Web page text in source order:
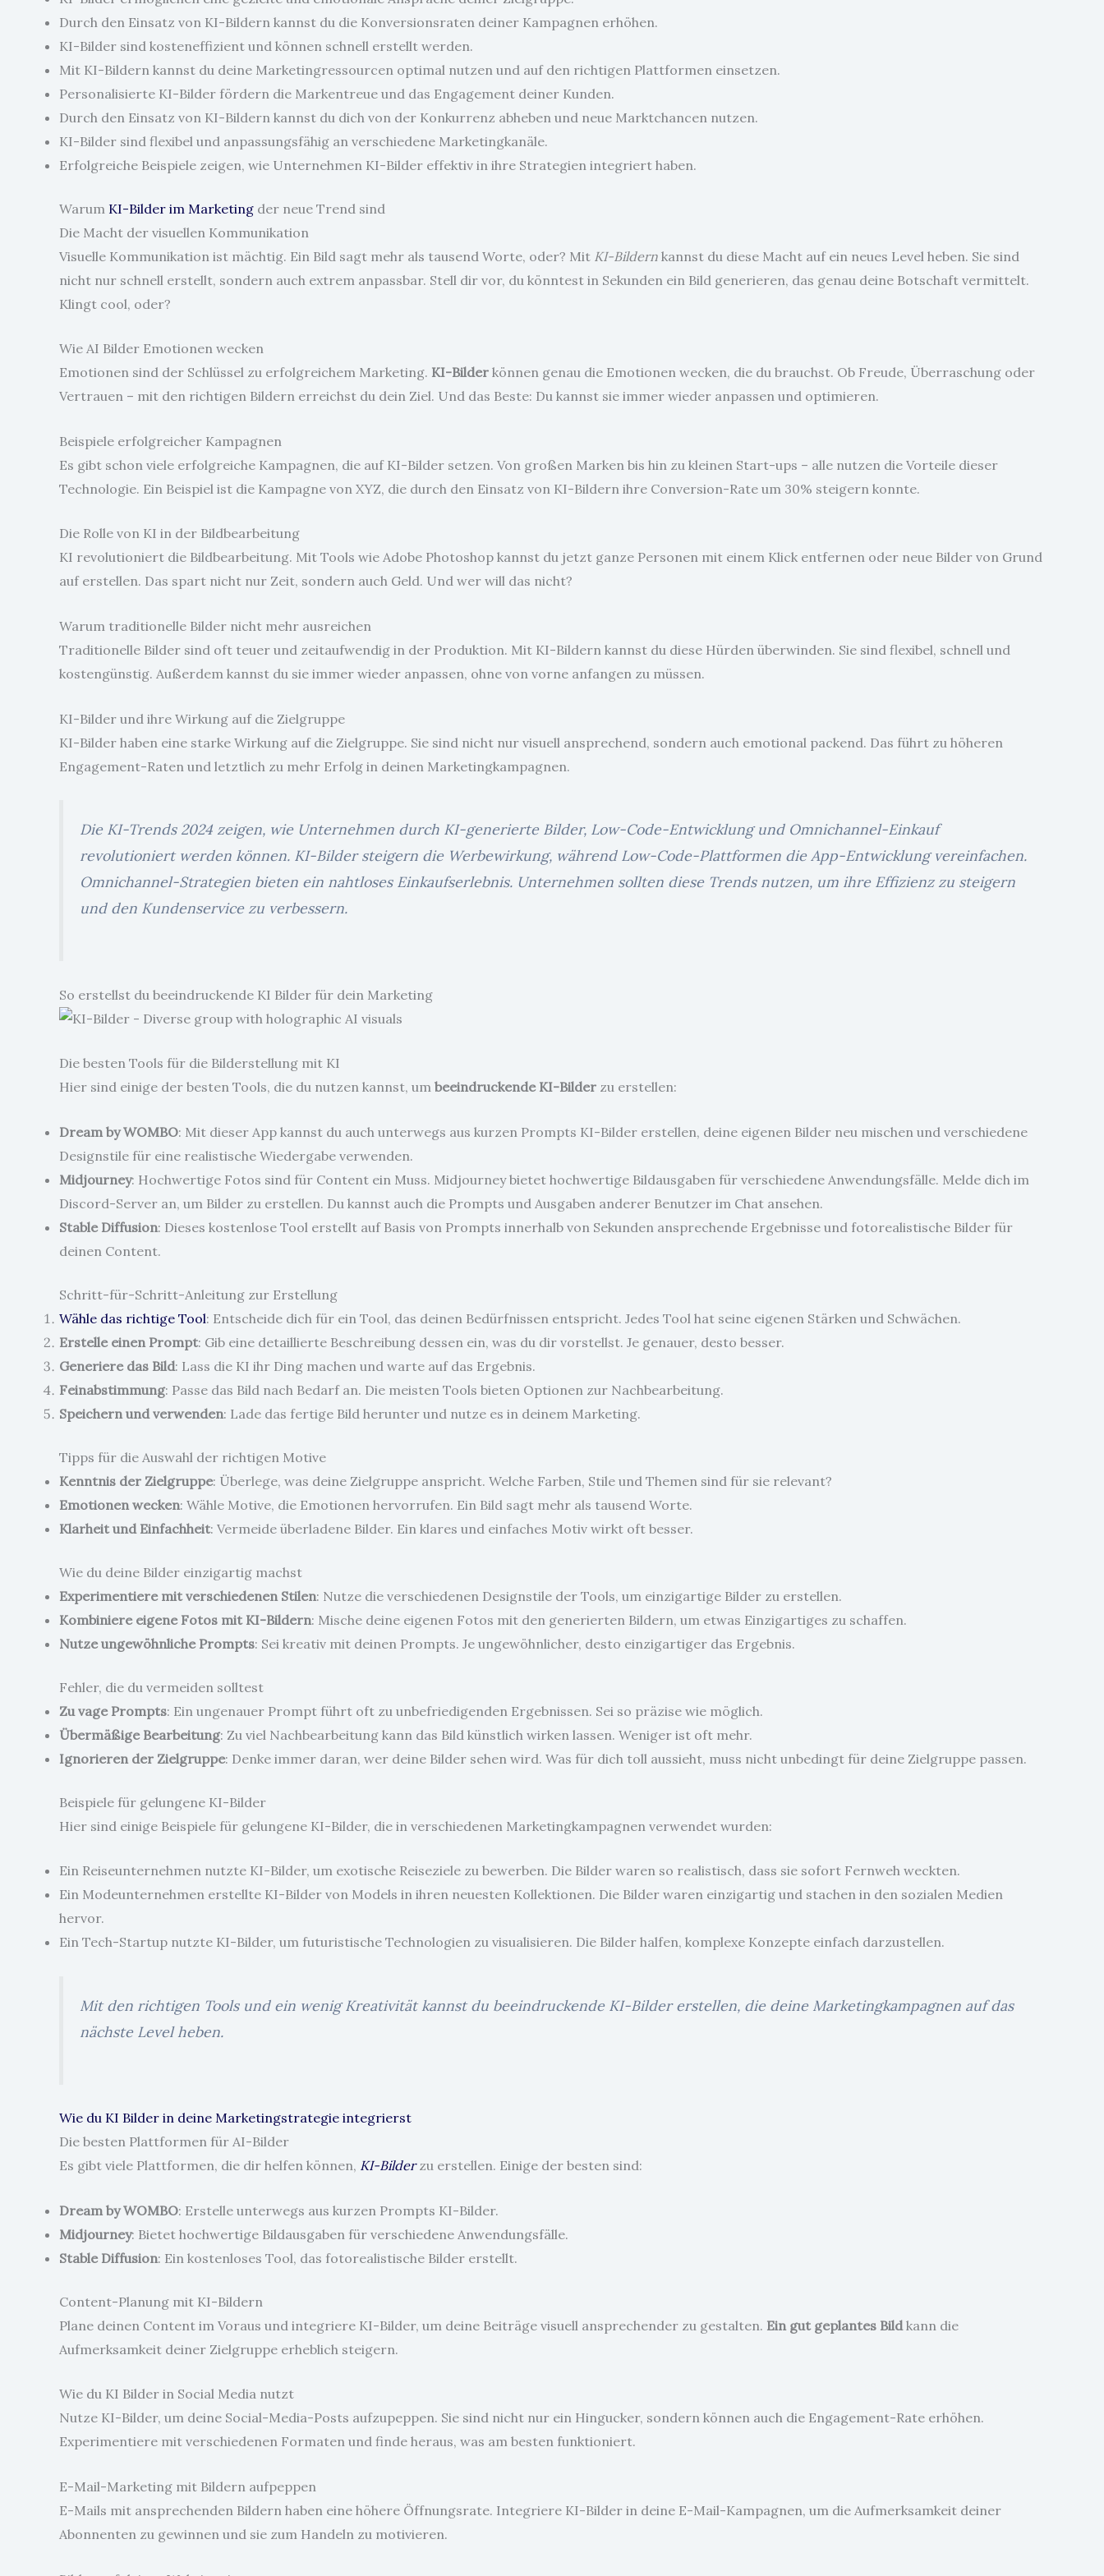
Durch den Einsatz von KI-Bildern kannst du die Konversionsraten deiner Kampagnen erhöhen.
KI-Bilder sind kosteneffizient und können schnell erstellt werden.
Mit KI-Bildern kannst du deine Marketingressourcen optimal nutzen und auf den richtigen Plattformen einsetzen.
Personalisierte KI-Bilder fördern die Markentreue und das Engagement deiner Kunden.
Durch den Einsatz von KI-Bildern kannst du dich von der Konkurrenz abheben und neue Marktchancen nutzen.
KI-Bilder sind flexibel und anpassungsfähig an verschiedene Marketingkanäle.
Erfolgreiche Beispiele zeigen, wie Unternehmen KI-Bilder effektiv in ihre Strategien integriert haben.
Warum KI-Bilder im Marketing der neue Trend sind
Die Macht der visuellen Kommunikation
Visuelle Kommunikation ist mächtig. Ein Bild sagt mehr als tausend Worte, oder? Mit KI-Bildern kannst du diese Macht auf ein neues Level heben. Sie sind
nicht nur schnell erstellt, sondern auch extrem anpassbar. Stell dir vor, du könntest in Sekunden ein Bild generieren, das genau deine Botschaft vermittelt.
Klingt cool, oder?
Wie AI Bilder Emotionen wecken
Emotionen sind der Schlüssel zu erfolgreichem Marketing. KI-Bilder können genau die Emotionen wecken, die du brauchst. Ob Freude, Überraschung oder
Vertrauen – mit den richtigen Bildern erreichst du dein Ziel. Und das Beste: Du kannst sie immer wieder anpassen und optimieren.
Beispiele erfolgreicher Kampagnen
Es gibt schon viele erfolgreiche Kampagnen, die auf KI-Bilder setzen. Von großen Marken bis hin zu kleinen Start-ups – alle nutzen die Vorteile dieser
Technologie. Ein Beispiel ist die Kampagne von XYZ, die durch den Einsatz von KI-Bildern ihre Conversion-Rate um 30% steigern konnte.
Die Rolle von KI in der Bildbearbeitung
KI revolutioniert die Bildbearbeitung. Mit Tools wie Adobe Photoshop kannst du jetzt ganze Personen mit einem Klick entfernen oder neue Bilder von Grund
auf erstellen. Das spart nicht nur Zeit, sondern auch Geld. Und wer will das nicht?
Warum traditionelle Bilder nicht mehr ausreichen
Traditionelle Bilder sind oft teuer und zeitaufwendig in der Produktion. Mit KI-Bildern kannst du diese Hürden überwinden. Sie sind flexibel, schnell und
kostengünstig. Außerdem kannst du sie immer wieder anpassen, ohne von vorne anfangen zu müssen.
KI-Bilder und ihre Wirkung auf die Zielgruppe
KI-Bilder haben eine starke Wirkung auf die Zielgruppe. Sie sind nicht nur visuell ansprechend, sondern auch emotional packend. Das führt zu höheren
Engagement-Raten und letztlich zu mehr Erfolg in deinen Marketingkampagnen.
Die KI-Trends 2024 zeigen, wie Unternehmen durch KI-generierte Bilder, Low-Code-Entwicklung und Omnichannel-Einkauf
revolutioniert werden können. KI-Bilder steigern die Werbewirkung, während Low-Code-Plattformen die App-Entwicklung vereinfachen.
Omnichannel-Strategien bieten ein nahtloses Einkaufserlebnis. Unternehmen sollten diese Trends nutzen, um ihre Effizienz zu steigern
und den Kundenservice zu verbessern.
So erstellst du beeindruckende KI Bilder für dein Marketing
Die besten Tools für die Bilderstellung mit KI
Hier sind einige der besten Tools, die du nutzen kannst, um beeindruckende KI-Bilder zu erstellen:
Dream by WOMBO: Mit dieser App kannst du auch unterwegs aus kurzen Prompts KI-Bilder erstellen, deine eigenen Bilder neu mischen und verschiedene
Designstile für eine realistische Wiedergabe verwenden.
Midjourney: Hochwertige Fotos sind für Content ein Muss. Midjourney bietet hochwertige Bildausgaben für verschiedene Anwendungsfälle. Melde dich im
Discord-Server an, um Bilder zu erstellen. Du kannst auch die Prompts und Ausgaben anderer Benutzer im Chat ansehen.
Stable Diffusion: Dieses kostenlose Tool erstellt auf Basis von Prompts innerhalb von Sekunden ansprechende Ergebnisse und fotorealistische Bilder für
deinen Content.
Schritt-für-Schritt-Anleitung zur Erstellung
Wähle das richtige Tool: Entscheide dich für ein Tool, das deinen Bedürfnissen entspricht. Jedes Tool hat seine eigenen Stärken und Schwächen.
Erstelle einen Prompt: Gib eine detaillierte Beschreibung dessen ein, was du dir vorstellst. Je genauer, desto besser.
Generiere das Bild: Lass die KI ihr Ding machen und warte auf das Ergebnis.
Feinabstimmung: Passe das Bild nach Bedarf an. Die meisten Tools bieten Optionen zur Nachbearbeitung.
Speichern und verwenden: Lade das fertige Bild herunter und nutze es in deinem Marketing.
Tipps für die Auswahl der richtigen Motive
Kenntnis der Zielgruppe: Überlege, was deine Zielgruppe anspricht. Welche Farben, Stile und Themen sind für sie relevant?
Emotionen wecken: Wähle Motive, die Emotionen hervorrufen. Ein Bild sagt mehr als tausend Worte.
Klarheit und Einfachheit: Vermeide überladene Bilder. Ein klares und einfaches Motiv wirkt oft besser.
Wie du deine Bilder einzigartig machst
Experimentiere mit verschiedenen Stilen: Nutze die verschiedenen Designstile der Tools, um einzigartige Bilder zu erstellen.
Kombiniere eigene Fotos mit KI-Bildern: Mische deine eigenen Fotos mit den generierten Bildern, um etwas Einzigartiges zu schaffen.
Nutze ungewöhnliche Prompts: Sei kreativ mit deinen Prompts. Je ungewöhnlicher, desto einzigartiger das Ergebnis.
Fehler, die du vermeiden solltest
Zu vage Prompts: Ein ungenauer Prompt führt oft zu unbefriedigenden Ergebnissen. Sei so präzise wie möglich.
Übermäßige Bearbeitung: Zu viel Nachbearbeitung kann das Bild künstlich wirken lassen. Weniger ist oft mehr.
Ignorieren der Zielgruppe: Denke immer daran, wer deine Bilder sehen wird. Was für dich toll aussieht, muss nicht unbedingt für deine Zielgruppe passen.
Beispiele für gelungene KI-Bilder
Hier sind einige Beispiele für gelungene KI-Bilder, die in verschiedenen Marketingkampagnen verwendet wurden:
Ein Reiseunternehmen nutzte KI-Bilder, um exotische Reiseziele zu bewerben. Die Bilder waren so realistisch, dass sie sofort Fernweh weckten.
Ein Modeunternehmen erstellte KI-Bilder von Models in ihren neuesten Kollektionen. Die Bilder waren einzigartig und stachen in den sozialen Medien
hervor.
Ein Tech-Startup nutzte KI-Bilder, um futuristische Technologien zu visualisieren. Die Bilder halfen, komplexe Konzepte einfach darzustellen.
Mit den richtigen Tools und ein wenig Kreativität kannst du beeindruckende KI-Bilder erstellen, die deine Marketingkampagnen auf das
nächste Level heben.
Wie du KI Bilder in deine Marketingstrategie integrierst
Die besten Plattformen für AI-Bilder
Es gibt viele Plattformen, die dir helfen können, KI-Bilderzu erstellen. Einige der besten sind:
Dream by WOMBO: Erstelle unterwegs aus kurzen Prompts KI-Bilder.
Midjourney: Bietet hochwertige Bildausgaben für verschiedene Anwendungsfälle.
Stable Diffusion: Ein kostenloses Tool, das fotorealistische Bilder erstellt.
Content-Planung mit KI-Bildern
Plane deinen Content im Voraus und integriere KI-Bilder, um deine Beiträge visuell ansprechender zu gestalten. Ein gut geplantes Bild kann die
Aufmerksamkeit deiner Zielgruppe erheblich steigern.
Wie du KI Bilder in Social Media nutzt
Nutze KI-Bilder, um deine Social-Media-Posts aufzupeppen. Sie sind nicht nur ein Hingucker, sondern können auch die Engagement-Rate erhöhen.
Experimentiere mit verschiedenen Formaten und finde heraus, was am besten funktioniert.
E-Mail-Marketing mit Bildern aufpeppen
E-Mails mit ansprechenden Bildern haben eine höhere Öffnungsrate. Integriere KI-Bilder in deine E-Mail-Kampagnen, um die Aufmerksamkeit deiner
Abonnenten zu gewinnen und sie zum Handeln zu motivieren.